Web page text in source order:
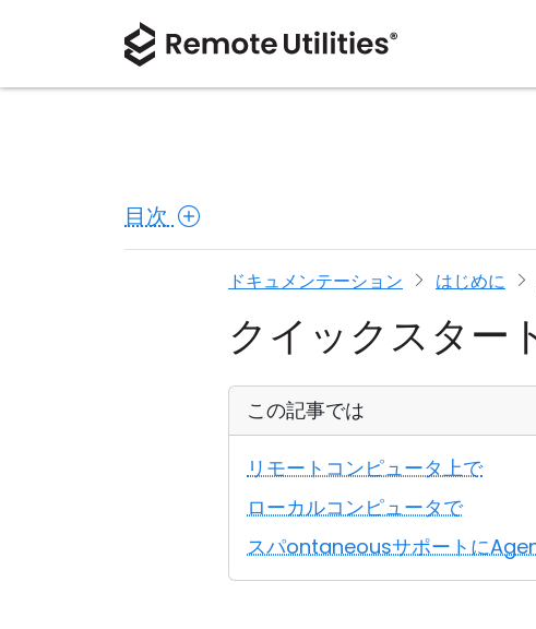
目次
ドキュメンテーション はじめに
クイックスター
この記事では
リモートコンピュータ上で
ローカルコンピュータで
スパontaneousサポートに